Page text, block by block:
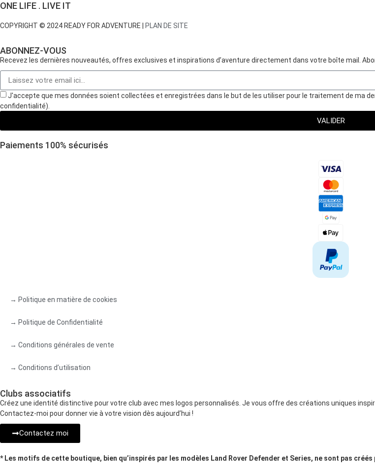
ONE LIFE . LIVE IT
COPYRIGHT © 2024 READY FOR ADVENTURE | PLAN DE SITE
ABONNEZ-VOUS
Recevez les dernières nouveautés, offres exclusives et inspirations d’aventure directement dans votre boîte mail.
J'accepte que mes données soient collectées et enregistrées dans le but de les utiliser pour le traitement de ma
confidentialité).
VALIDER
Paiements 100% sécurisés
→ Politique en matière de cookies
→ Politique de Confidentialité
→ Conditions générales de vente
→ Conditions d’utilisation
Clubs associatifs
Créez une identité distinctive pour votre club avec mes logos personnalisés. Je vous offre des créations uniques
Contactez-moi pour donner vie à votre vision dès aujourd’hui !
Contactez moi
* Les motifs de cette boutique, bien qu’inspirés par les modèles Land Rover Defender et Series, ne sont pas